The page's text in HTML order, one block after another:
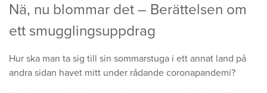
Nä, nu blommar det – Berättelsen om
ett smugglingsuppdrag
Hur ska man ta sig till sin sommarstuga i ett annat land på
andra sidan havet mitt under rådande coronapandemi?